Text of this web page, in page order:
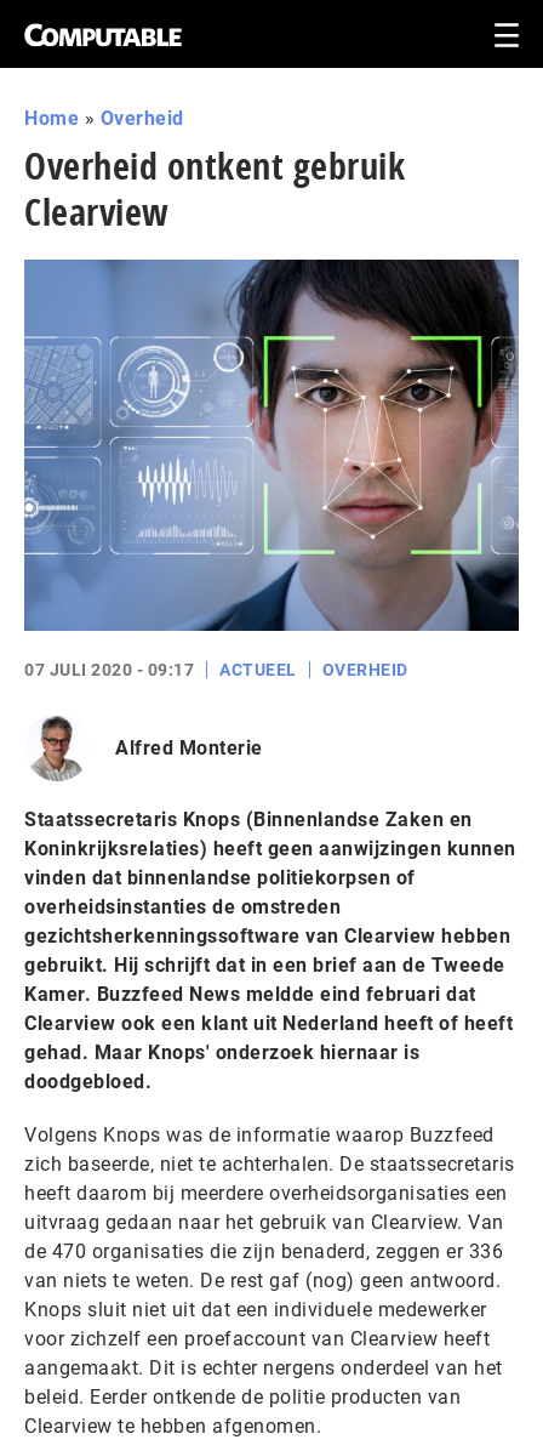
Home » Overheid
Overheid ontkent gebruik
Clearview
07 JULI 2020 - 09:17 ACTUEEL OVERHEID
Alfred Monterie
Staatssecretaris Knops (Binnenlandse Zaken en
Koninkrijksrelaties) heeft geen aanwijzingen kunnen
vinden dat binnenlandse politiekorpsen of
overheidsinstanties de omstreden
gezichtsherkenningssoftware van Clearview hebben
gebruikt. Hij schrijft dat in een brief aan de Tweede
Kamer. Buzzfeed News meldde eind februari dat
Clearview ook een klant uit Nederland heeft of heeft
gehad. Maar Knops' onderzoek hiernaar is
doodgebloed.
Volgens Knops was de informatie waarop Buzzfeed
zich baseerde, niet te achterhalen. De staatssecretaris
heeft daarom bij meerdere overheidsorganisaties een
uitvraag gedaan naar het gebruik van Clearview. Van
de 470 organisaties die zijn benaderd, zeggen er 336
van niets te weten. De rest gaf (nog) geen antwoord.
Knops sluit niet uit dat een individuele medewerker
voor zichzelf een proefaccount van Clearview heeft
aangemaakt. Dit is echter nergens onderdeel van het
beleid. Eerder ontkende de politie producten van
Clearview te hebben afgenomen.